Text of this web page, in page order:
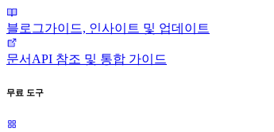
블로그가이드, 인사이트 및 업데이트
문서API 참조 및 통합 가이드
무료 도구